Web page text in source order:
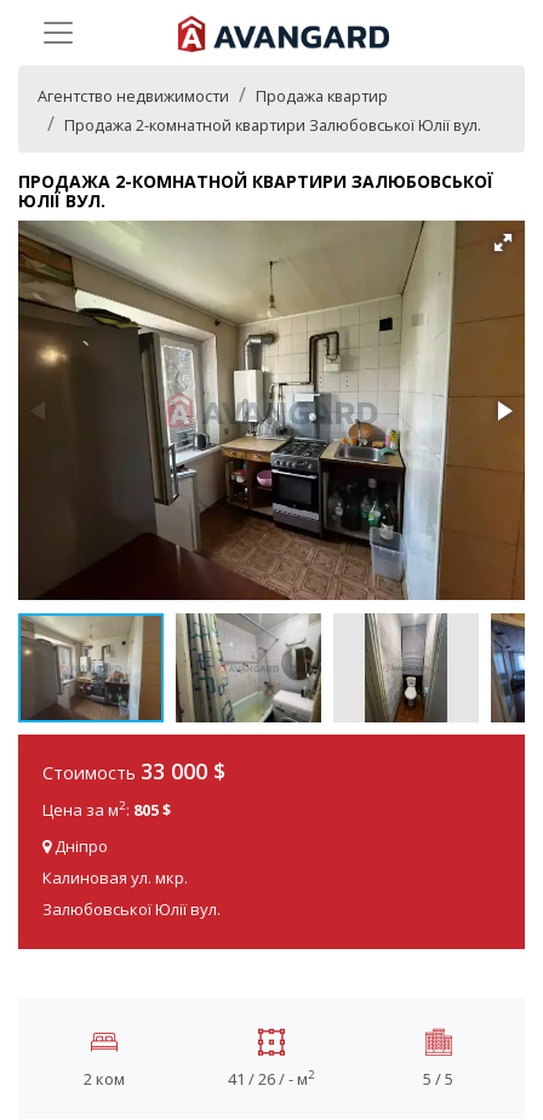
Агентство недвижимости
Продажа квартир
Продажа 2-комнатной квартири Залюбовської Юлії вул.
ПРОДАЖА 2-КОМНАТНОЙ КВАРТИРИ ЗАЛЮБОВСЬКОЇ
ЮЛІЇ ВУЛ.
Стоимость 33 000 $
Цена за м2: 805 $
Дніпро
Калиновая ул. мкр.
Залюбовської Юлії вул.
2 ком 41 / 26 / - м2 5 / 5